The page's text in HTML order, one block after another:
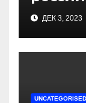
—
и
ДЕК 3, 2023
UNCATEGORISED